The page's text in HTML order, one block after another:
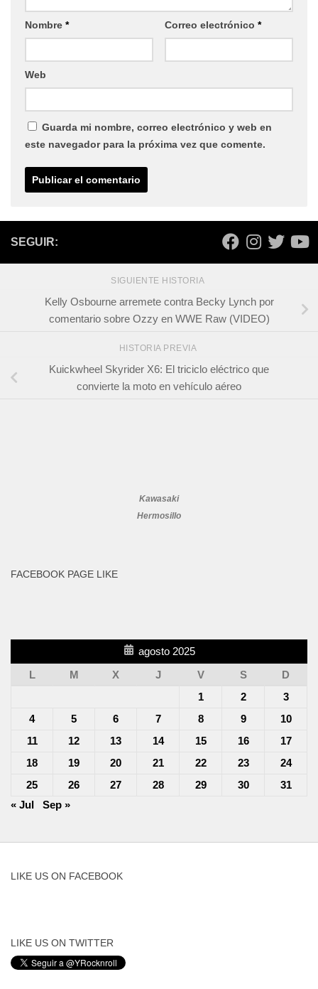
Nombre * Correo electrónico *
Web
Guarda mi nombre, correo electrónico y web en
este navegador para la próxima vez que comente.
SEGUIR:
SIGUIENTE HISTORIA
Kelly Osbourne arremete contra Becky Lynch por
comentario sobre Ozzy en WWE Raw (VIDEO)
HISTORIA PREVIA
Kuickwheel Skyrider X6: El triciclo eléctrico que
convierte la moto en vehículo aéreo
Kawasaki
Hermosillo
FACEBOOK PAGE LIKE
agosto 2025
L
M X J V S
D
1
2
3
4
5 6 7 8 9
10
11
12 13 14 15 16
17
18
19 20 21 22 23
24
25
26 27 28 29 30
31
« Jul
Sep »
LIKE US ON FACEBOOK
LIKE US ON TWITTER